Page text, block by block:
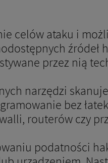
celów ataku i
przez nią
narzędzi
bez
routerów czy
podatności